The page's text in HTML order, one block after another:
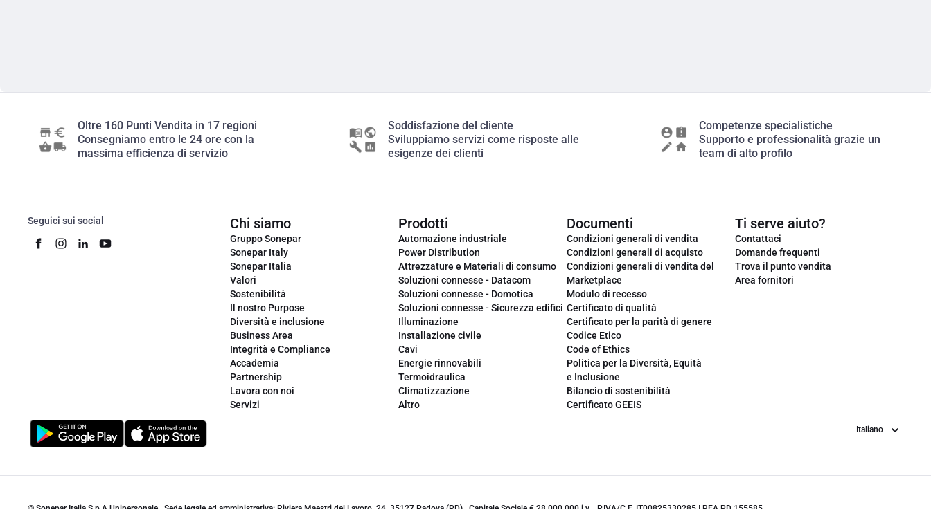
Oltre 160 Punti Vendita in 17 regioni
Consegniamo entro le 24 ore con la
massima efficienza di servizio
Soddisfazione del cliente
Sviluppiamo servizi come risposte alle
esigenze dei clienti
Competenze specialistiche
Supporto e professionalità grazie un
team di alto profilo
Seguici sui social Chi siamo
Gruppo Sonepar
Sonepar Italy
Sonepar Italia
Valori
Sostenibilità
Il nostro Purpose
Diversità e inclusione
Business Area
Integrità e Compliance
Accademia
Partnership
Lavora con noi
Servizi
Prodotti
Automazione industriale
Power Distribution
Attrezzature e Materiali di consumo
Soluzioni connesse - Datacom
Soluzioni connesse - Domotica
Soluzioni connesse - Sicurezza edifici
Illuminazione
Installazione civile
Cavi
Energie rinnovabili
Termoidraulica
Climatizzazione
Altro
Documenti
Condizioni generali di vendita
Condizioni generali di acquisto
Condizioni generali di vendita del
Marketplace
Modulo di recesso
Certificato di qualità
Certificato per la parità di genere
Codice Etico
Code of Ethics
Politica per la Diversità, Equità
e Inclusione
Bilancio di sostenibilità
Certificato GEEIS
Ti serve aiuto?
Contattaci
Domande frequenti
Trova il punto vendita
Area fornitori
Lingua